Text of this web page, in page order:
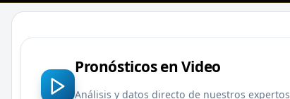
Pronósticos en Video
Análisis y datos directo de nuestros expertos